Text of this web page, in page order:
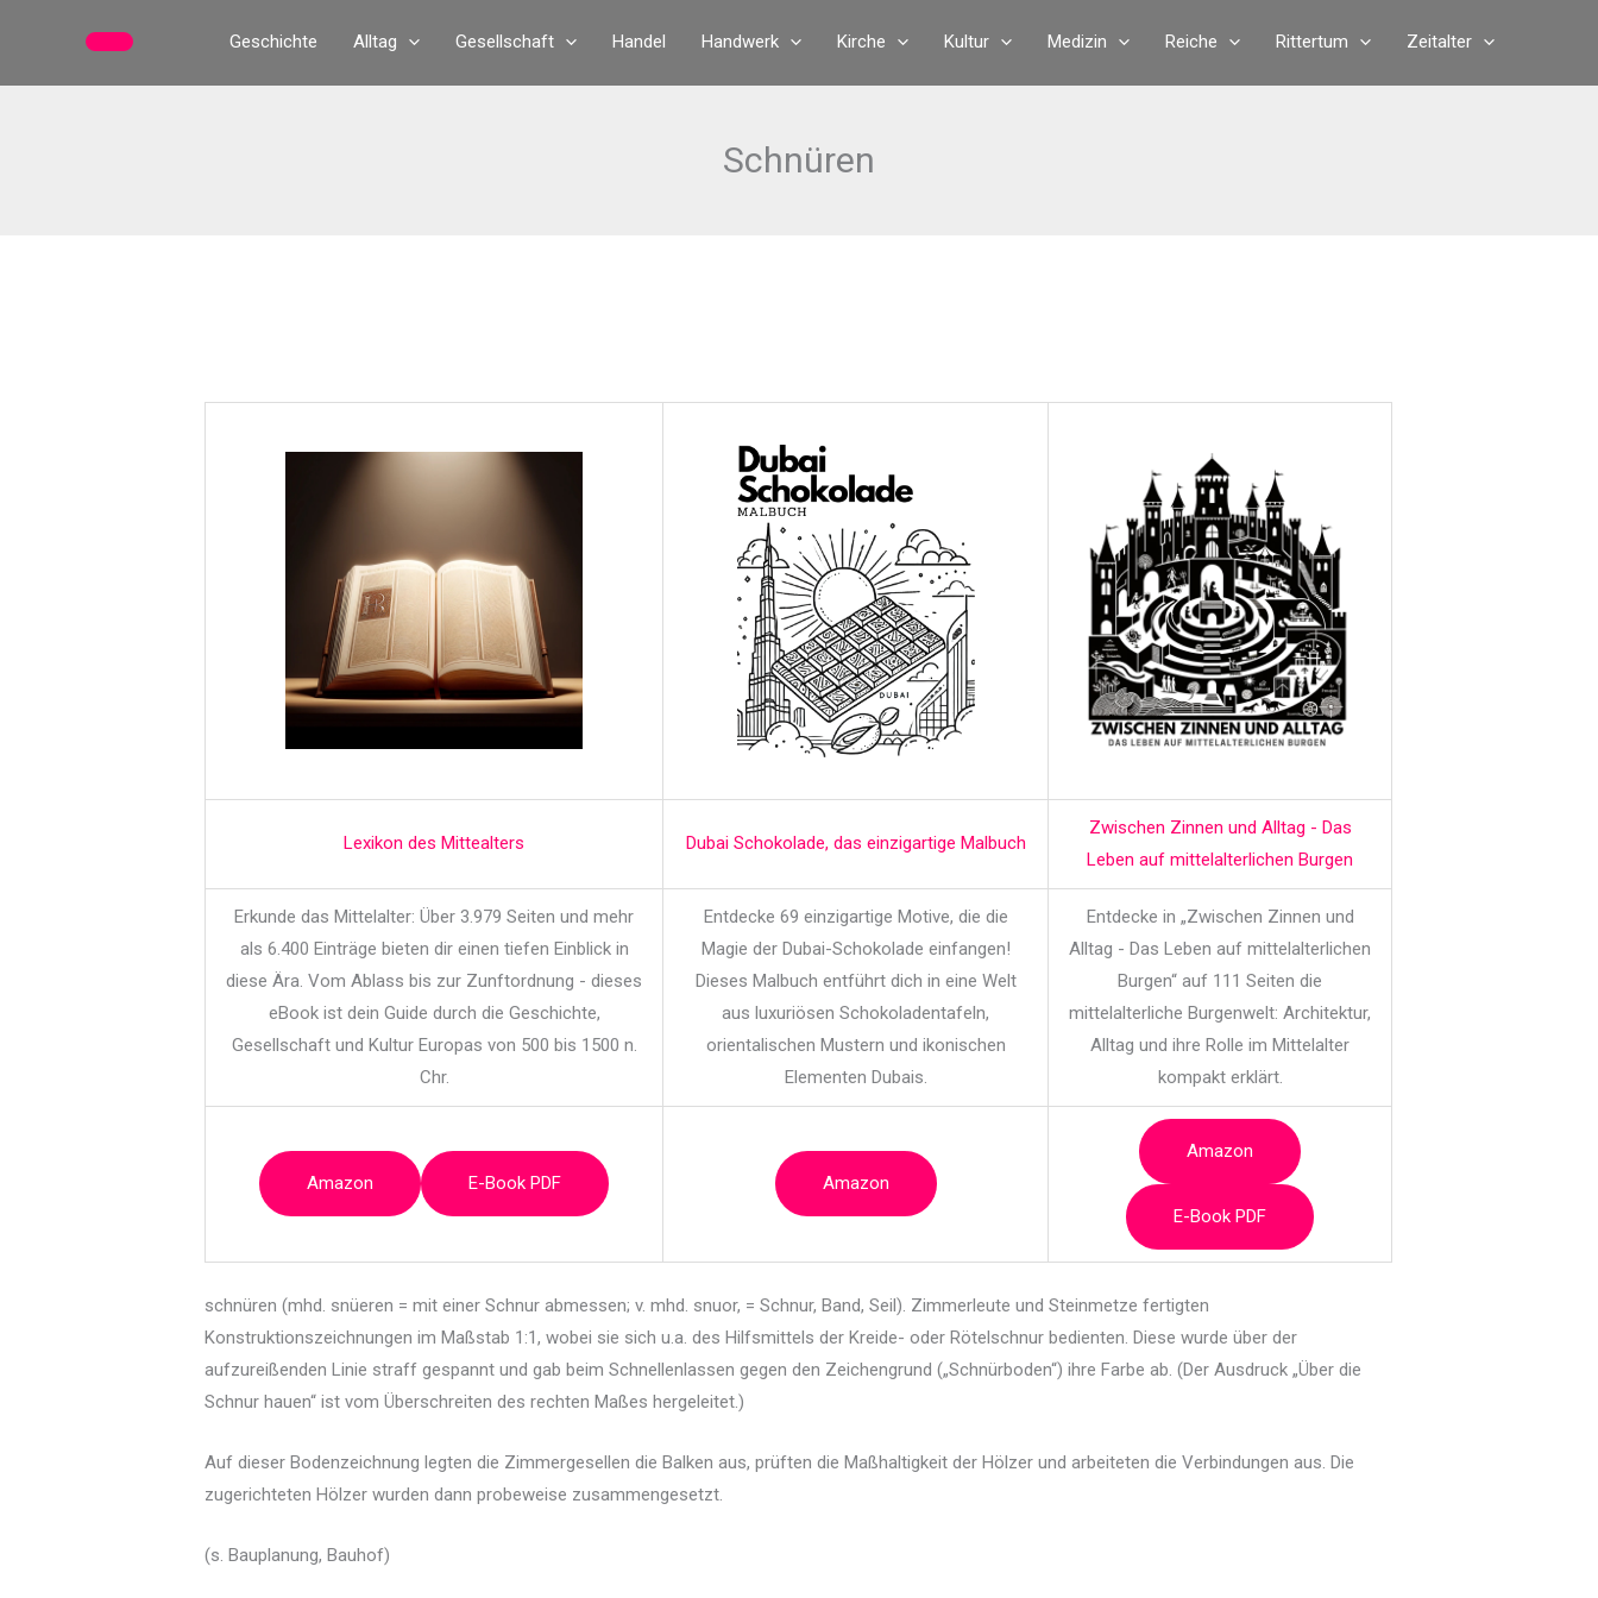
Geschichte Alltag Gesellschaft Handel Handwerk Kirche Kultur Medizin Reiche Rittertum Zeitalter
Schnüren
Lexikon des Mittealters Dubai Schokolade, das einzigartige Malbuch
Zwischen Zinnen und Alltag - Das
Leben auf mittelalterlichen Burgen
Erkunde das Mittelalter: Über 3.979 Seiten und mehr
als 6.400 Einträge bieten dir einen tiefen Einblick in
diese Ära. Vom Ablass bis zur Zunftordnung - dieses
eBook ist dein Guide durch die Geschichte,
Gesellschaft und Kultur Europas von 500 bis 1500 n.
Chr.
Entdecke 69 einzigartige Motive, die die
Magie der Dubai-Schokolade einfangen!
Dieses Malbuch entführt dich in eine Welt
aus luxuriösen Schokoladentafeln,
orientalischen Mustern und ikonischen
Elementen Dubais.
Entdecke in „Zwischen Zinnen und
Alltag - Das Leben auf mittelalterlichen
Burgen“ auf 111 Seiten die
mittelalterliche Burgenwelt: Architektur,
Alltag und ihre Rolle im Mittelalter
kompakt erklärt.
Amazon E-Book PDF Amazon
Amazon
E-Book PDF
schnüren (mhd. snüeren = mit einer Schnur abmessen; v. mhd. snuor, = Schnur, Band, Seil). Zimmerleute und Steinmetze fertigten
Konstruktionszeichnungen im Maßstab 1:1, wobei sie sich u.a. des Hilfsmittels der Kreide- oder Rötelschnur bedienten. Diese wurde über der
aufzureißenden Linie straff gespannt und gab beim Schnellenlassen gegen den Zeichengrund („Schnürboden“) ihre Farbe ab. (Der Ausdruck „Über die
Schnur hauen“ ist vom Überschreiten des rechten Maßes hergeleitet.)
Auf dieser Bodenzeichnung legten die Zimmergesellen die Balken aus, prüften die Maßhaltigkeit der Hölzer und arbeiteten die Verbindungen aus. Die
zugerichteten Hölzer wurden dann probeweise zusammengesetzt.
(s. Bauplanung, Bauhof)